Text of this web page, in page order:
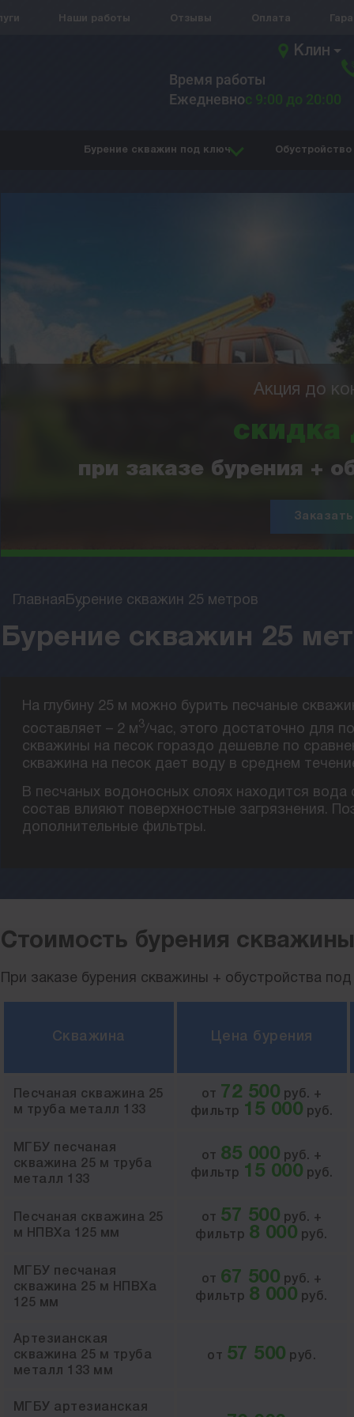
Наши работы Отзывы Оплата
Клин
Время работы
Ежедневнос 9:00 до 20:00
Бурение скважин под ключ
Акция до
скидка
при заказе бурения +
Главная Бурение скважин 25 метров
Бурение скважин 25
На глубину 25 м можно бурить песчаные
составляет – 2 м3/час, этого достаточно для
скважины на песок гораздо дешевле по
скважина на песок дает воду в среднем
В песчаных водоносных слоях находится
состав влияют поверхностные загрязнения.
дополнительные фильтры.
Стоимость бурения
При заказе бурения скважины + обустройства
Скважина Цена бурения
Песчаная скважина 25
м труба металл 133
от 72 500 руб. +
фильтр 15 000 руб.
МГБУ песчаная
скважина 25 м труба
металл 133
от 85 000 руб. +
фильтр 15 000 руб.
Песчаная скважина 25
м НПВХа 125 мм
от 57 500 руб. +
фильтр 8 000 руб.
МГБУ песчаная
скважина 25 м НПВХа
125 мм
от 67 500 руб. +
фильтр 8 000 руб.
Артезианская
скважина 25 м труба
металл 133 мм
от 57 500 руб.
МГБУ артезианская